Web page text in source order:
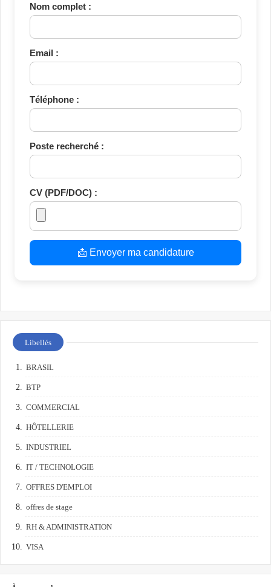
Nom complet :
Email :
Téléphone :
Poste recherché :
CV (PDF/DOC) :
📩 Envoyer ma candidature
Libellés
BRASIL
BTP
COMMERCIAL
HÔTELLERIE
INDUSTRIEL
IT / TECHNOLOGIE
OFFRES D'EMPLOI
offres de stage
RH & ADMINISTRATION
VISA